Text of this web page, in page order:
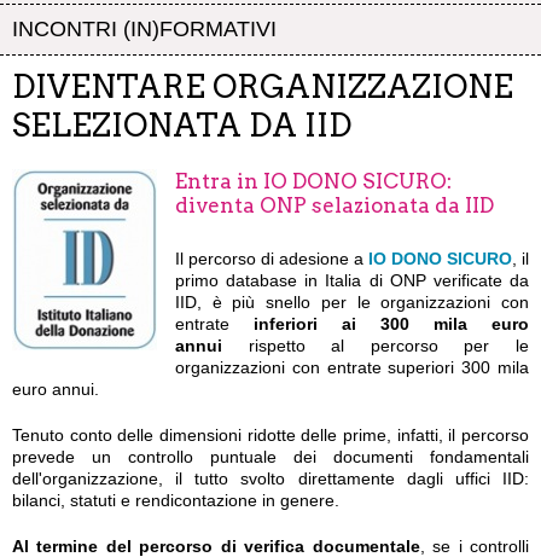
INCONTRI (IN)FORMATIVI
DIVENTARE ORGANIZZAZIONE
SELEZIONATA DA IID
Entra in IO DONO SICURO:
diventa ONP selazionata da IID
Il percorso di adesione a IO DONO SICURO , il
primo database in Italia di ONP verificate da
IID, è più snello per le organizzazioni con
entrate inferiori ai 300 mila euro
annui
rispetto al percorso per le
organizzazioni con entrate superiori 300 mila
euro annui.
Tenuto conto delle dimensioni ridotte delle prime, infatti, il percorso
prevede un controllo puntuale dei documenti fondamentali
dell'organizzazione, il tutto svolto direttamente dagli uffici IID:
bilanci, statuti e rendicontazione in genere.
Al termine del percorso di verifica documentale, se i controlli